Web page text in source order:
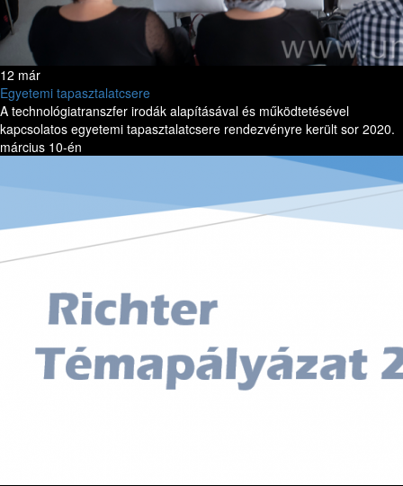
12 már
Egyetemi tapasztalatcsere
A technológiatranszfer irodák alapításával és működtetésével
kapcsolatos egyetemi tapasztalatcsere rendezvényre került sor 2020.
március 10-én